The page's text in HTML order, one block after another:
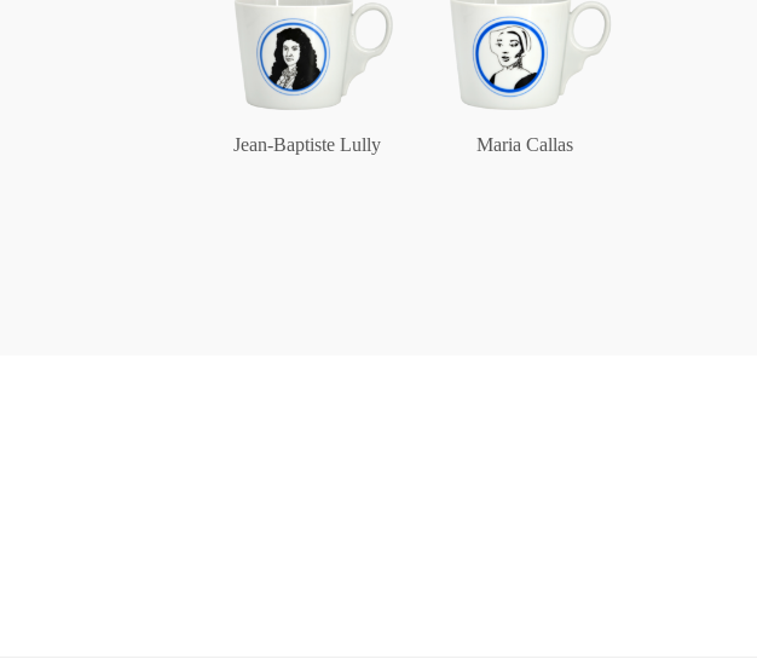
Jean-Baptiste Lully Maria Callas